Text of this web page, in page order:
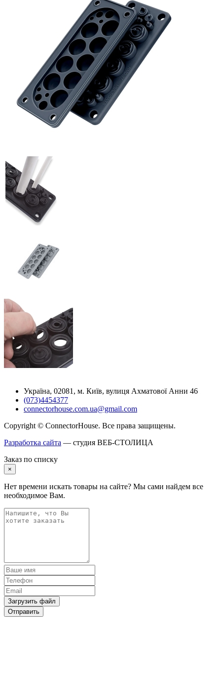
Україна, 02081, м. Київ, вулиця Ахматової Анни 46
(073)4454377
connectorhouse.com.ua@gmail.com
Copyright © ConnectorHouse. Все права защищены.
Разработка сайта — студия ВЕБ-СТОЛИЦА
Заказ по списку
×
Нет времени искать товары на сайте? Мы сами найдем все
необходимое Вам.
Загрузить файл